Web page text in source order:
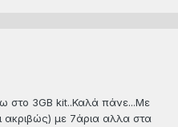
στο 3GB kit..Καλά πάνε...Με
ακριβώς) με 7άρια αλλα στα